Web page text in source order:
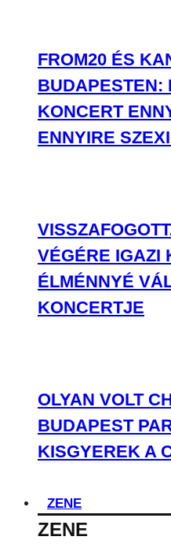
FROM20 ÉS
BUDAPESTEN:
KONCERT
ENNYIRE
VÉGÉRE IGAZI
ÉLMÉNNYÉ
KONCERTJE
OLYAN VOLT
BUDAPEST
KISGYEREK A
ZENE
ZENE